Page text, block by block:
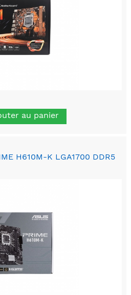
au panier
H610M-K LGA1700 DDR5